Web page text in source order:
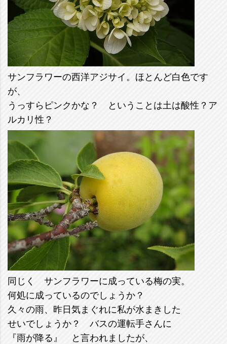
サンフラワーの西洋アジサイ。ほとんど白色です
が、
うっすらピンクかな？ ということは土は酸性？ア
ルカリ性？
同じく サンフラワーに成っている梅の実。
何処に成っているのでしょうか？
久々の雨、昨日気まぐれに私が水まきした
せいでしょうか？ バスの運転手さんに
『雨が降る』 と言われましたが、